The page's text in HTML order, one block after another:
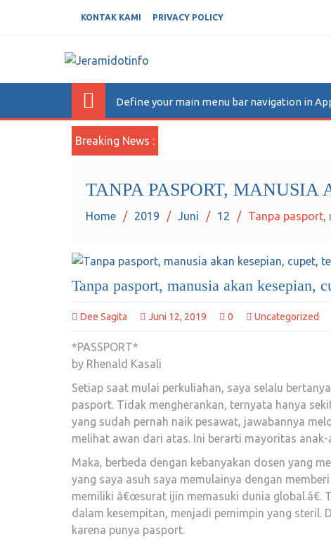
KONTAK KAMI PRIVACY POLICY
Define your main menu bar navigation in
Breaking News :
TANPA PASPORT,
Home 2019 Juni 12 Tanpa pasport,
Tanpa pasport, manusia akan kesepian,
Dee Sagita Juni 12, 2019 0 Uncategorized
*PASSPORT*
by Rhenald Kasali
Setiap saat mulai perkuliahan, saya selalu
pasport. Tidak mengherankan, ternyata hanya
yang sudah pernah naik pesawat, jawabannya
melihat awan dari atas. Ini berarti mayoritas
Maka, berbeda dengan kebanyakan dosen yang
yang saya asuh saya memulainya dengan
memiliki â€œsurat ijin memasuki dunia global.â€.
dalam kesempitan, menjadi pemimpin yang steril.
karena punya pasport.